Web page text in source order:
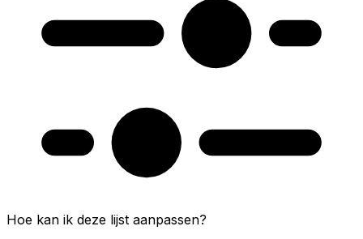
Hoe kan ik deze lijst aanpassen?